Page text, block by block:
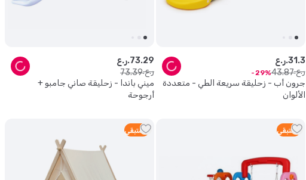
جرون أب - زحليقة سريعة الطي - متعددة
الألوان
ر.ع.31 .3
ر.ع.
43.87
29
ميني باندا - زحليقة صاني جامبو +
أرجوحة
ر.ع.73.29
ر.ع.
73.39
1 متبقي 3 متبقي